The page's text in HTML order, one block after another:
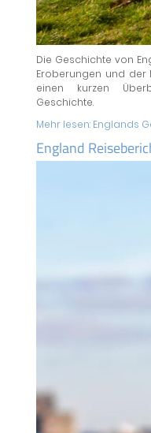
Die Geschichte von
Eroberungen und der
einen kurzen
Geschichte.
Mehr lesen: Englands
England